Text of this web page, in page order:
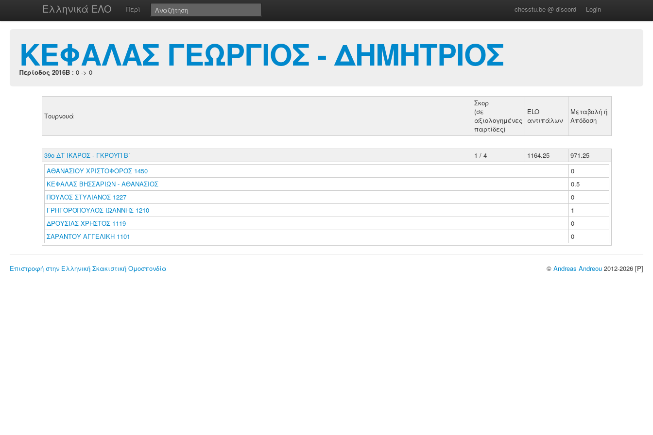
Ελληνικά ΕΛΟ Περί chesstu.be @ discord Login
ΚΕΦΑΛΑΣ ΓΕΩΡΓΙΟΣ - ΔΗΜΗΤΡΙΟΣ
Περίοδος 2016B : 0 -> 0
Τουρνουά
Σκορ
(σε
αξιολογημένες
παρτίδες)
ELO
αντιπάλων
Μεταβολή ή
Απόδοση
39ο ΔΤ ΙΚΑΡΟΣ - ΓΚΡΟΥΠ Β΄ 1 / 4 1164.25
971.25
ΑΘΑΝΑΣΙΟΥ ΧΡΙΣΤΟΦΟΡΟΣ 1450
0
ΚΕΦΑΛΑΣ ΒΗΣΣΑΡΙΩΝ - ΑΘΑΝΑΣΙΟΣ
0.5
ΠΟΥΛΟΣ ΣΤΥΛΙΑΝΟΣ 1227
0
ΓΡΗΓΟΡΟΠΟΥΛΟΣ ΙΩΑΝΝΗΣ 1210
1
ΔΡΟΥΣΙΑΣ ΧΡΗΣΤΟΣ 1119
0
ΣΑΡΑΝΤΟΥ ΑΓΓΕΛΙΚΗ 1101
0
Επιστροφή στην Ελληνική Σκακιστική Ομοσπονδία © Andreas Andreou 2012-2026 [P]